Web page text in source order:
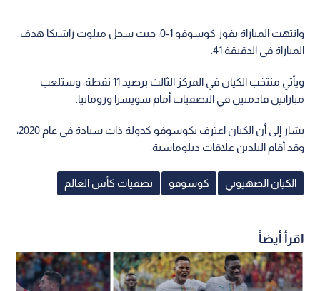
وانتهت المباراة بفوز كوسوفو 1-0، حيث سجل ميلوت راشيكا هدف
المباراة في الدقيقة 41.
ويأتي منتخب الكيان في المركز الثالث برصيد 11 نقطة، وستلعب
مباراتين قادمتين في التصفيات أمام سويسرا ورومانيا.
يشار إلى أن الكيان اعترف بكوسوفو كدولة ذات سيادة في عام 2020،
وقد أقام البلدين علاقات دبلوماسية.
الكيان الصهيوني كوسوفو تصفيات كأس العالم
اقرأ أيضاً